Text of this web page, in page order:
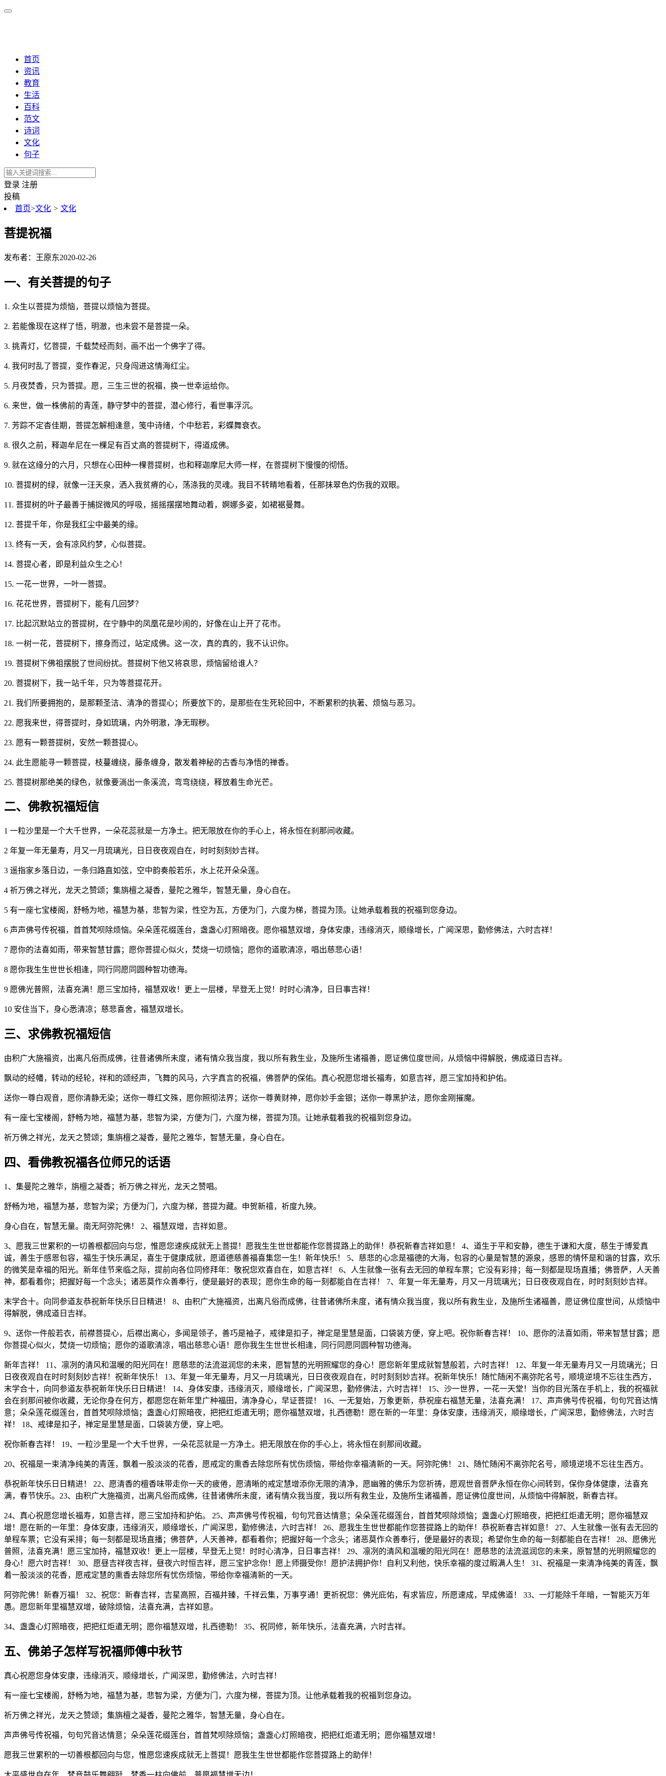
首页
资讯
教育
生活
百科
范文
诗词
文化
句子
登录 注册
投稿
首页>文化 > 文化
菩提祝福
发布者：王原东2020-02-26
一、有关菩提的句子
1. 众生以菩提为烦恼，菩提以烦恼为菩提。
2. 若能像现在这样了悟，明澈，也未尝不是菩提一朵。
3. 挑青灯，忆菩提，千载焚经而刻，画不出一个佛字了得。
4. 我何时乱了菩提，变作春泥，只身闯进这情海红尘。
5. 月夜焚香，只为菩提。愿，三生三世的祝福，换一世幸运给你。
6. 来世，做一株佛前的青莲，静守梦中的菩提，潜心修行，看世事浮沉。
7. 芳踪不定杳佳期，菩提怎解相逢意，笺中诗绪，个中愁若，彩蝶舞衰衣。
8. 很久之前，释迦牟尼在一棵足有百丈高的菩提树下，得道成佛。
9. 就在这缘分的六月，只想在心田种一棵菩提树，也和释迦摩尼大师一样，在菩提树下慢慢的彻悟。
10. 菩提树的绿，就像一汪天泉，洒入我贫瘠的心，荡涤我的灵魂。我目不转睛地看着，任那抹翠色灼伤我的双眼。
11. 菩提树的叶子最善于捕捉微风的呼吸，摇摇摆摆地舞动着，婀娜多姿，如裙裾曼舞。
12. 菩提千年，你是我红尘中最美的缘。
13. 终有一天，会有凉风约梦，心似菩提。
14. 菩提心者，即是利益众生之心！
15. 一花一世界，一叶一菩提。
16. 花花世界，菩提树下，能有几回梦？
17. 比起沉默站立的菩提树，在宁静中的凤凰花是吵闹的，好像在山上开了花市。
18. 一树一花，菩提树下，擦身而过，站定成佛。这一次，真的真的，我不认识你。
19. 菩提树下佛祖摆脱了世间纷扰。菩提树下他又将哀思，烦恼留给谁人？
20. 菩提树下，我一站千年，只为等菩提花开。
21. 我们所要拥抱的，是那颗圣洁、清净的菩提心；所要放下的，是那些在生死轮回中，不断累积的执著、烦恼与恶习。
22. 愿我来世，得菩提时，身如琉璃，内外明澈，净无瑕秽。
23. 愿有一颗菩提树，安然一颗菩提心。
24. 此生愿能寻一颗菩提，枝蔓缠绕，藤条缠身，散发着神秘的古香与净悟的禅香。
25. 菩提树那绝美的绿色，就像要淌出一条溪流，弯弯绕绕，释放着生命光芒。
二、佛教祝福短信
1 一粒沙里是一个大千世界，一朵花蕊就是一方净土。把无限放在你的手心上，将永恒在刹那间收藏。
2 年复一年无量寿，月又一月琉璃光，日日夜夜观自在，时时刻刻妙吉祥。
3 遥指家乡落日边，一条归路直如弦，空中韵奏般若乐，水上花开朵朵莲。
4 祈万佛之祥光，龙天之赞颂；集旃檀之凝香，曼陀之雅华，智慧无量，身心自在。
5 有一座七宝楼阁，舒畅为地，福慧为基，悲智为梁，性空为瓦，方便为门，六度为梯，菩提为顶。让她承载着我的祝福到您身边。
6 声声佛号传祝福，首首梵呗除烦恼。朵朵莲花缀莲台，盏盏心灯照暗夜。愿你福慧双增，身体安康，违缘消灭，顺缘增长，广闻深思，勤修佛法，六时吉祥！
7 愿你的法喜如雨，带来智慧甘露；愿你菩提心似火，焚烧一切烦恼；愿你的道歌清凉，唱出慈悲心语！
8 愿你我生生世世长相逢，同行同愿同圆种智功德海。
9 愿佛光普照，法喜充满！愿三宝加持，福慧双收！更上一层楼，早登无上觉！时时心清净，日日事吉祥！
10 安住当下，身心悉清凉；慈悲喜舍，福慧双增长。
三、求佛教祝福短信
由积广大施福资，出离凡俗而成佛，往昔诸佛所未度，诸有情众我当度，我以所有救生业，及施所生诸福善，愿证佛位度世间，从烦恼中得解脱，佛成道日吉祥。
飘动的经幡，转动的经轮，祥和的颂经声，飞舞的风马，六字真言的祝福，佛菩萨的保佑。真心祝愿您增长福寿，如意吉祥，愿三宝加持和护佑。
送你一尊白观音，愿你清静无染；送你一尊红文殊，愿你照彻法界；送你一尊黄财神，愿你妙手金银；送你一尊黑护法，愿你金刚摧魔。
有一座七宝楼阁，舒畅为地，福慧为基，悲智为梁，方便为门，六度为梯，菩提为顶。让她承载着我的祝福到您身边。
祈万佛之祥光，龙天之赞颂；集旃檀之凝香，曼陀之雅华，智慧无量，身心自在。
四、看佛教祝福各位师兄的话语
1、集曼陀之雅华，旃檀之凝香；祈万佛之祥光，龙天之赞唱。
舒畅为地，福慧为基，悲智为梁；方便为门，六度为梯，菩提为藏。申贺新禧，祈度九殃。
身心自在，智慧无量。南无阿弥陀佛！ 2、福慧双增，吉祥如意。
3、愿我三世累积的一切善根都回向与您，惟愿您速疾成就无上菩提！愿我生生世世都能作您菩提路上的助伴！恭祝新春吉祥如意！ 4、道生于平和安静，德生于谦和大度，慈生于博爱真
诚，善生于感恩包容，福生于快乐满足，喜生于健康成就，愿道德慈善福喜集您一生！新年快乐！ 5、慈悲的心念是福德的大海，包容的心量是智慧的源泉，感恩的情怀是和谐的甘露，欢乐
的微笑是幸福的阳光。新年佳节来临之际，提前向各位同修拜年：敬祝您欢喜自在，如意吉祥！ 6、人生就像一张有去无回的单程车票；它没有彩排；每一刻都是现场直播；佛菩萨，人天善
神，都看着你；把握好每一个念头；诸恶莫作众善奉行，便是最好的表现；愿你生命的每一刻都能自在吉祥！ 7、年复一年无量寿，月又一月琉璃光；日日夜夜观自在，时时刻刻妙吉祥。
末学合十。向同参道友恭祝新年快乐日日精进！ 8、由积广大施福资，出离凡俗而成佛，往昔诸佛所未度，诸有情众我当度，我以所有救生业，及施所生诸福善，愿证佛位度世间，从烦恼中
得解脱，佛成道日吉祥。
9、送你一件般若衣，前襟菩提心，后襟出离心，多闻是领子，善巧是袖子，戒律是扣子，禅定是里慧是面，口袋装方便，穿上吧。祝你新春吉祥！ 10、愿你的法喜如雨，带来智慧甘露；愿
你菩提心似火，焚烧一切烦恼；愿你的道歌清凉，唱出慈悲心语！愿你我生生世世长相逢，同行同愿同圆种智功德海。
新年吉祥！ 11、凛冽的清风和温暖的阳光同在！愿慈悲的法流滋润您的未来，愿智慧的光明照耀您的身心！愿您新年里成就智慧般若，六时吉祥！ 12、年复一年无量寿月又一月琉璃光；日
日夜夜观自在时时刻刻妙吉祥！祝新年快乐！ 13、年复一年无量寿，月又一月琉璃光，日日夜夜观自在，时时刻刻妙吉祥。祝新年快乐！随忙随闲不离弥陀名号，顺境逆境不忘往生西方，
末学合十，向同参道友恭祝新年快乐日日精进！ 14、身体安康，违缘消灭，顺缘增长，广闻深思，勤修佛法，六时吉祥！ 15、沙一世界，一花一天堂！当你的目光落在手机上，我的祝福就
会在刹那间被你收藏，无论你身在何方，都愿您在新年里广种福田，清净身心，早证菩提！ 16、一无复始，万象更新，恭祝座右福慧无量，法喜充满！ 17、声声佛号传祝福，句句咒音达情
意；朵朵莲花缀莲台，首首梵呗除烦恼；盏盏心灯照暗夜，把把红炬遣无明；愿你福慧双增，扎西德勒！愿在新的一年里：身体安康，违缘消灭，顺缘增长，广闻深思，勤修佛法，六时吉
祥！ 18、戒律是扣子，禅定是里慧是面，口袋装方便，穿上吧。
祝你新春吉祥！ 19、一粒沙里是一个大千世界，一朵花蕊就是一方净土。把无限放在你的手心上，将永恒在刹那间收藏。
20、祝福是一束清净纯美的青莲，飘着一股淡淡的花香，愿戒定的熏香去除您所有忧伤烦恼，带给你幸福清新的一天。阿弥陀佛！ 21、随忙随闲不离弥陀名号，顺境逆境不忘往生西方。
恭祝新年快乐日日精进！ 22、愿清香的檀香味带走你一天的疲倦，愿清晰的戒定慧增添你无限的清净，愿幽雅的佛乐为您祈祷，愿观世音菩萨永恒在你心间转到，保你身体健康，法喜充
满，春节快乐。23、由积广大施福资，出离凡俗而成佛，往昔诸佛所未度，诸有情众我当度，我以所有救生业，及施所生诸福善，愿证佛位度世间，从烦恼中得解脱，新春吉祥。
24、真心祝愿您增长福寿，如意吉祥，愿三宝加持和护佑。 25、声声佛号传祝福，句句咒音达情意；朵朵莲花缀莲台，首首梵呗除烦恼；盏盏心灯照暗夜，把把红炬遣无明；愿你福慧双
增！愿在新的一年里：身体安康，违缘消灭，顺缘增长，广闻深思，勤修佛法，六时吉祥！ 26、愿我生生世世都能作您菩提路上的助伴！恭祝新春吉祥如意！ 27、人生就像一张有去无回的
单程车票；它没有采排；每一刻都是现场直播；佛菩萨，人天善神，都看着你；把握好每一个念头；诸恶莫作众善奉行，便是最好的表现；希望你生命的每一刻都能自在吉祥！ 28、愿佛光
普照，法喜充满！愿三宝加持，福慧双收！更上一层楼，早登无上觉！时时心清净，日日事吉祥！ 29、凛冽的清风和温暖的阳光同在！愿慈悲的法流滋润您的未来，原智慧的光明照耀您的
身心！愿六时吉祥！ 30、愿昼吉祥夜吉祥，昼夜六时恒吉祥，愿三宝护念你！愿上师摄受你！愿护法拥护你！自利又利他，快乐幸福的度过暇满人生！ 31、祝福是一束清净纯美的青莲，飘
着一股淡淡的花香，愿戒定慧的熏香去除您所有忧伤烦恼，带给你幸福清新的一天。
阿弥陀佛！新春万福！ 32、祝您：新春吉祥，吉星高照，百福并臻，千祥云集，万事亨通！更祈祝您：佛光庇佑，有求皆应，所愿速成，早成佛道！ 33、一灯能除千年暗，一智能灭万年
愚。愿您新年里福慧双增，破除烦恼，法喜充满，吉祥如意。
34、盏盏心灯照暗夜，把把红炬遣无明；愿你福慧双增，扎西德勒！ 35、祝同修，新年快乐，法喜充满，六时吉祥。
五、佛弟子怎样写祝福师傅中秋节
真心祝愿您身体安康，违缘消灭，顺缘增长，广闻深思，勤修佛法，六时吉祥！
有一座七宝楼阁，舒畅为地，福慧为基，悲智为梁，方便为门，六度为梯，菩提为顶。让他承载着我的祝福到您身边。
祈万佛之祥光，龙天之赞颂；集旃檀之凝香，曼陀之雅华，智慧无量，身心自在。
声声佛号传祝福，句句咒音达情意；朵朵莲花缀莲台，首首梵呗除烦恼；盏盏心灯照暗夜，把把红炬遣无明；愿你福慧双增！
愿我三世累积的一切善根都回向与您，惟愿您速疾成就无上菩提！愿我生生世世都能作您菩提路上的助伴！